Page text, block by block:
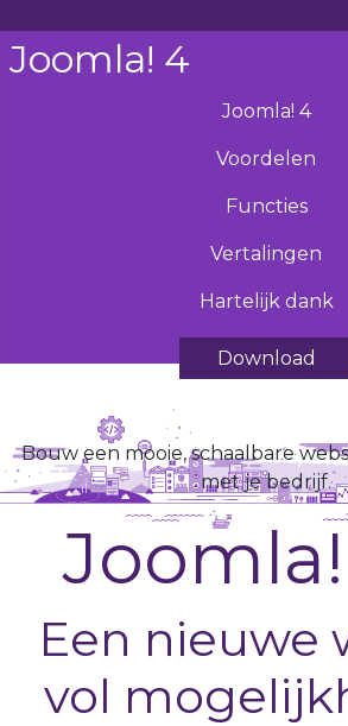
Joomla! 4
Joomla! 4
Voordelen
Functies
Vertalingen
Hartelijk dank
Download
Bouw een mooie, schaalbare
met je bedrijf.
Een nieuwe
vol